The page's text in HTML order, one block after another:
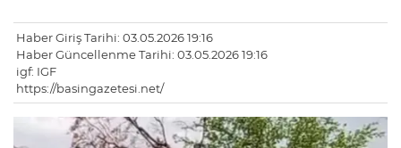
Haber Giriş Tarihi: 03.05.2026 19:16
Haber Güncellenme Tarihi: 03.05.2026 19:16
igf: IGF
https://basingazetesi.net/